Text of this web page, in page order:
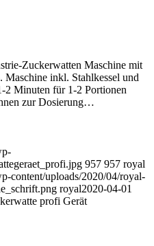
Zuckerwatten Maschine mit
Maschine inkl. Stahlkessel und
2 Minuten für 1-2 Portionen
zur Dosierung…
957 957 royal
content/uploads/2020/04/royal-
royal2020-04-01
profi Gerät